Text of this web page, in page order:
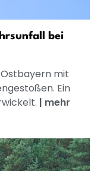
bei
Ostbayern mit
Ein
| mehr